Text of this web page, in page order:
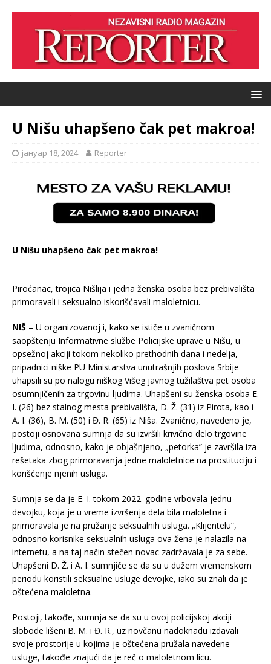
U Nišu uhapšeno čak pet makroa!
јануар 18, 2024 Reporter
U Nišu uhapšeno čak pet makroa!
Piroćanac, trojica Nišlija i jedna ženska osoba bez prebivališta
primoravali i seksualno iskorišćavali maloletnicu.
NIŠ – U organizovanoj i, kako se ističe u zvaničnom
saopštenju Informativne službe Policijske uprave u Nišu, u
opsežnoj akciji tokom nekoliko prethodnih dana i nedelja,
pripadnici niške PU Ministarstva unutrašnjih poslova Srbije
uhapsili su po nalogu niškog Višeg javnog tužilaštva pet osoba
osumnjičenih za trgovinu ljudima. Uhapšeni su ženska osoba E.
I. (26) bez stalnog mesta prebivališta, D. Ž. (31) iz Pirota, kao i
A. I. (36), B. M. (50) i Đ. R. (65) iz Niša. Zvanično, navedeno je,
postoji osnovana sumnja da su izvršili krivično delo trgovine
ljudima, odnosno, kako je objašnjeno, „petorka” je završila iza
rešetaka zbog primoravanja jedne maloletnice na prostituciju i
korišćenje njenih usluga.
Sumnja se da je E. I. tokom 2022. godine vrbovala jednu
devojku, koja je u vreme izvršenja dela bila maloletna i
primoravala je na pružanje seksualnih usluga. „Klijentelu”,
odnosno korisnike seksualnih usluga ova žena je nalazila na
internetu, a na taj način stečen novac zadržavala je za sebe.
Uhapšeni D. Ž. i A. I. sumnjiče se da su u dužem vremenskom
periodu koristili seksualne usluge devojke, iako su znali da je
oštećena maloletna.
Postoji, takođe, sumnja se da su u ovoj policijskoj akciji
slobode lišeni B. M. i Đ. R., uz novčanu nadoknadu izdavali
svoje prostorije u kojima je oštećena pružala navedene
usluge, takođe znajući da je reč o maloletnom licu.